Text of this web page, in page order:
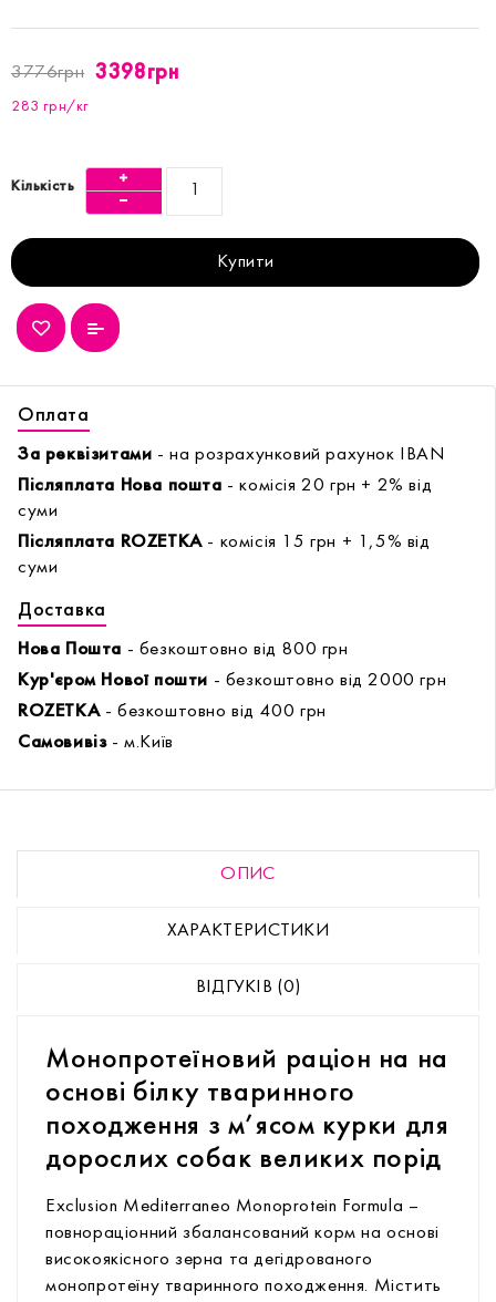
3776грн 3398грн
283 грн/кг
Кількість
Купити
Оплата
За реквізитами - на розрахунковий рахунок IBAN
Післяплата Нова пошта - комісія 20 грн + 2% від
суми
Післяплата ROZETKA- комісія 15 грн + 1,5% від
суми
Доставка
Нова Пошта - безкоштовно від 800 грн
Кур'єром Нової пошти - безкоштовно від 2000 грн
ROZETKA- безкоштовно від 400 грн
Самовивіз- м.Київ
ОПИС
ХАРАКТЕРИСТИКИ
ВІДГУКІВ (0)
Монопротеїновий раціон на на
основі білку тваринного
походження з м’ясом курки для
дорослих собак великих порід
Exclusion Mediterraneo Monoprotein Formula –
повнораціонний збалансований корм на основі
високоякісного зерна та дегідрованого
монопротеїну тваринного походження. Містить